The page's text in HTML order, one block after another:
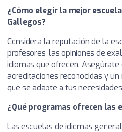
¿Cómo elegir la mejor
Gallegos?
Considera la reputación de la
profesores, las opiniones de
idiomas que ofrecen.
acreditaciones reconocidas y
que se adapte a tus
¿Qué programas ofrecen las
Las escuelas de idiomas